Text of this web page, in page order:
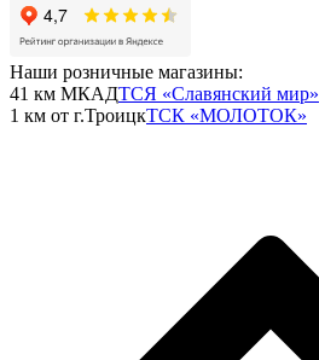
Наши розничные магазины:
41 км МКАДТСЯ «Славянский мир»
1 км от г.ТроицкТСК «МОЛОТОК»